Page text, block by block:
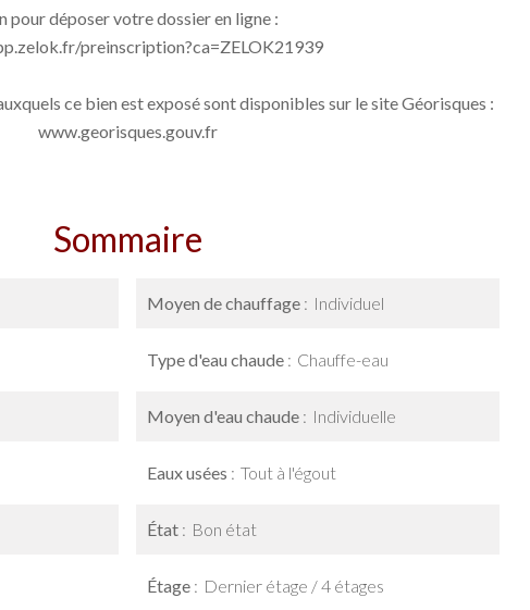
pour déposer votre dossier en ligne :
preinscription?ca=ZELOK21939
ce bien est exposé sont disponibles sur le site Géorisques :
www.georisques.gouv.fr
Sommaire
Moyen de chauffage Individuel
Type d'eau chaude Chauffe-eau
Moyen d'eau chaude Individuelle
Eaux usées Tout à l'égout
État Bon état
Étage Dernier étage / 4 étages